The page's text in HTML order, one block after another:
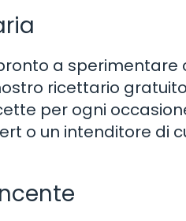
a sperimentare
ricettario
per ogni
o un intenditore di